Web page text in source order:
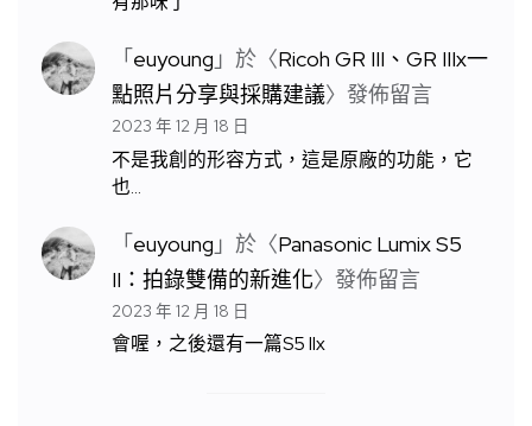
「euyoung 」於〈Ricoh GR III、GR IIIx一
點照片分享與採購建議〉發佈留言
2023 年 12 月 18 日
不是我創的形容方式，這是原廠的功能，它
也…
「euyoung 」於〈Panasonic Lumix S5
II：拍錄雙備的新進化〉發佈留言
2023 年 12 月 18 日
會喔，之後還有一篇S5 IIx